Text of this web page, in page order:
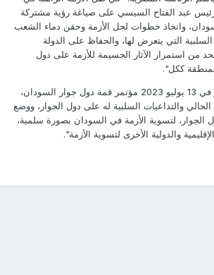
عبد الفتاح السيسي على صياغة رؤية مشتركة
واتخاذ خطوات لحل الأزمة وحقن دماء الشعب
السلبية التي يتعرض لها، والحفاظ على الدولة
من استمرار الآثار الجسيمة للأزمة على دول
ككل".
وأضاف: "تستضيف مصر في 13 يوليو 2023 مؤتمر قمة دول جوار السودان،
والتداعيات السلبية له على دول الجوار، ووضع
الجوار، لتسوية الأزمة في السودان بصورة سلمية،
والدولية الأخرى لتسوية الأزمة".